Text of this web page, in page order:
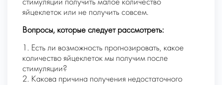
стимуляции получить малое количество
яйцеклеток или не получить совсем.
Вопросы, которые следует рассмотреть:
1. Есть ли возможность прогнозировать, какое
количество яйцеклеток мы получим после
стимуляции?
2. Какова причина получения недостаточного